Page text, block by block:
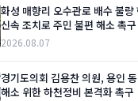
화성 매향리 오수관로 배수 불
신속 조치로 주민 불편 해소 촉구
2026.08.07
경기도의회 김용찬 의원, 용인
해소 위한 하천정비 본격화 촉구